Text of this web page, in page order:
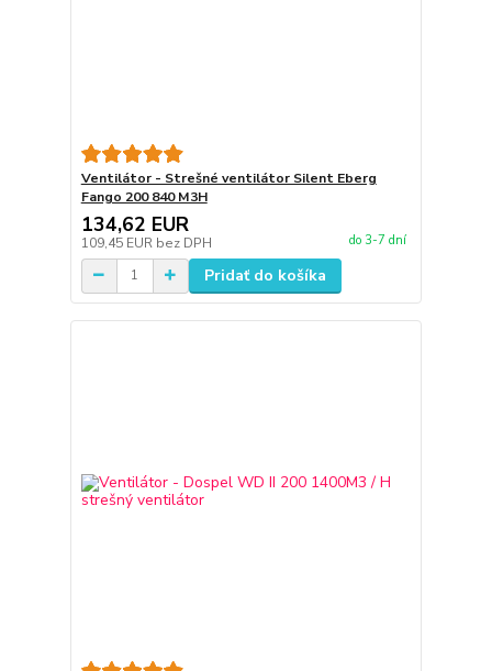
Ventilátor - Strešné ventilátor Silent Eberg
Fango 200 840 M3H
134,62 EUR
109,45 EUR bez DPH do 3-7 dní
Pridať do košíka